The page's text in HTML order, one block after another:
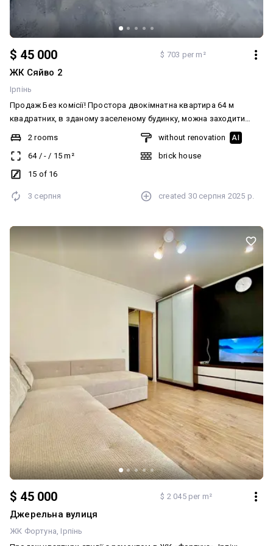
$ 45 000 $ 703 per m²
ЖК Сяйво 2
Ірпінь
Продаж Без комісії! Простора двокімнатна квартира 64 м
квадратних, в зданому заселеному будинку, можна заходити
відразу на ремонт та жити. Всі тарифи житлові, велика
парковка, поруч вся необхідна інфраструктура, магазини зупинка
транспорту. Дуже зручний виїзд на Київ всього 7 кілометрів до
столиці! Телефонуйте домовимось про перегляд! Додатково:
2 rooms
64/ - / 15 m²
15 of 16
without renovation AI
brick house
3 серпня created 30 серпня 2025 р.
$ 45 000 $ 2 045 per m²
Джерельна вулиця
ЖК Фортуна Ірпінь